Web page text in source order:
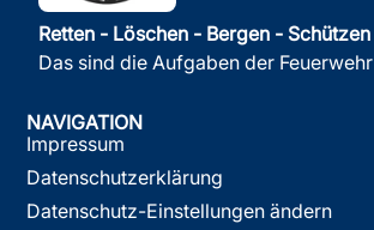
Retten - Löschen - Bergen - Schützen
Das sind die Aufgaben der Feuerwehr
NAVIGATION
Impressum
Datenschutzerklärung
Datenschutz-Einstellungen ändern